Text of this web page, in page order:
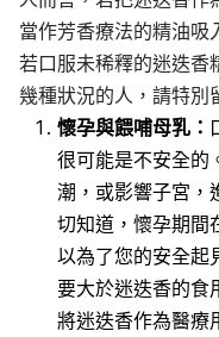
當作芳香療法的精油吸
若口服未稀釋的迷迭香
幾種狀況的人，請特別
懷孕與餵哺母乳：
很可能是不安全的
潮，或影響子宮，
切知道，懷孕期間
以為了您的安全起
要大於迷迭香的食
將迷迭香作為醫療